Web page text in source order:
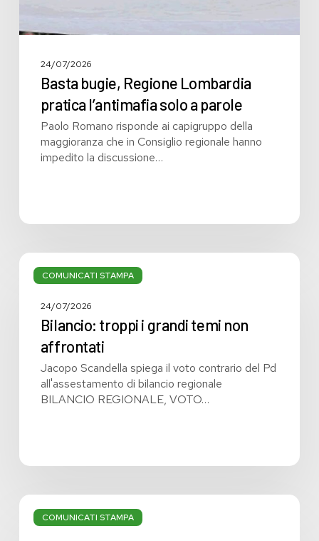
24/07/2026
Basta bugie, Regione Lombardia
pratica l’antimafia solo a parole
Paolo Romano risponde ai capigruppo della
maggioranza che in Consiglio regionale hanno
impedito la discussione…
COMUNICATI STAMPA
Bilancio:
troppi
grandi
affrontati
24/07/2026
Bilancio: troppi i grandi temi non
affrontati
Jacopo Scandella spiega il voto contrario del Pd
all'assestamento di bilancio regionale
BILANCIO REGIONALE, VOTO…
COMUNICATI STAMPA
Bilancio
regionale: